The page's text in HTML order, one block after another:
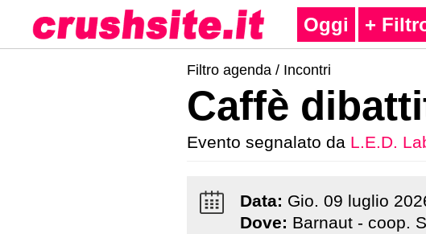
Oggi +
Filtro agenda / Incontri
Caffè
Evento segnalato da L.E.D.
Data: Gio. 09 luglio
Dove: Barnaut - coop.